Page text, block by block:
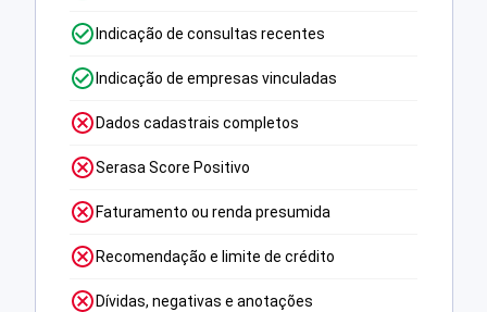
Indicação de consultas recentes
Indicação de empresas vinculadas
Dados cadastrais completos
Serasa Score Positivo
Faturamento ou renda presumida
Recomendação e limite de crédito
Dívidas, negativas e anotações